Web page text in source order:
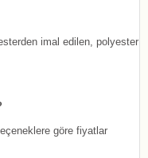
imal edilen, polyester
göre fiyatlar